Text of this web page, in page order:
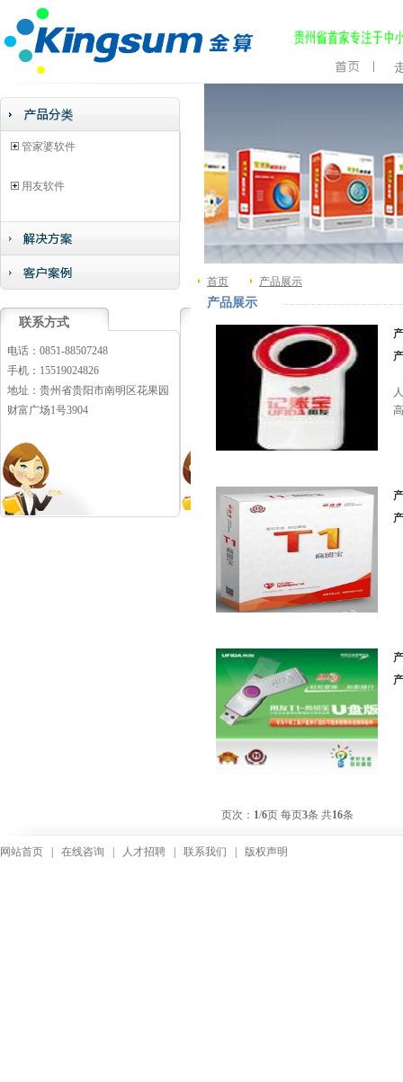
管家婆软件
用友软件
联系方式
电话：0851-88507248
手机：15519024826
地址：贵州省贵阳市南明区花果园
财富广场1号3904
首页 产品展示
产品展示
页次： 1/6页 每页3条 共16条
网站首页 在线咨询 人才招聘 联系我们 版权声明